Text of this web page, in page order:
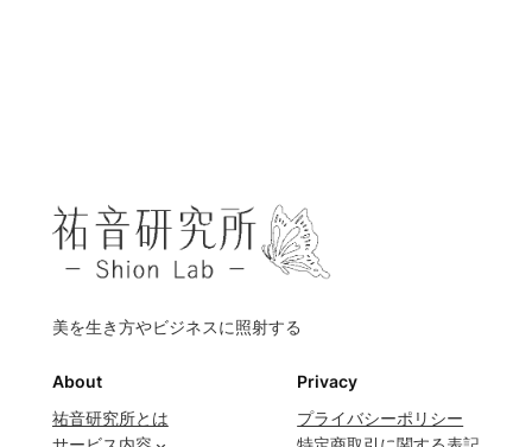
美を生き方やビジネスに照射する
About
祐音研究所とは
Privacy
プライバシーポリシー